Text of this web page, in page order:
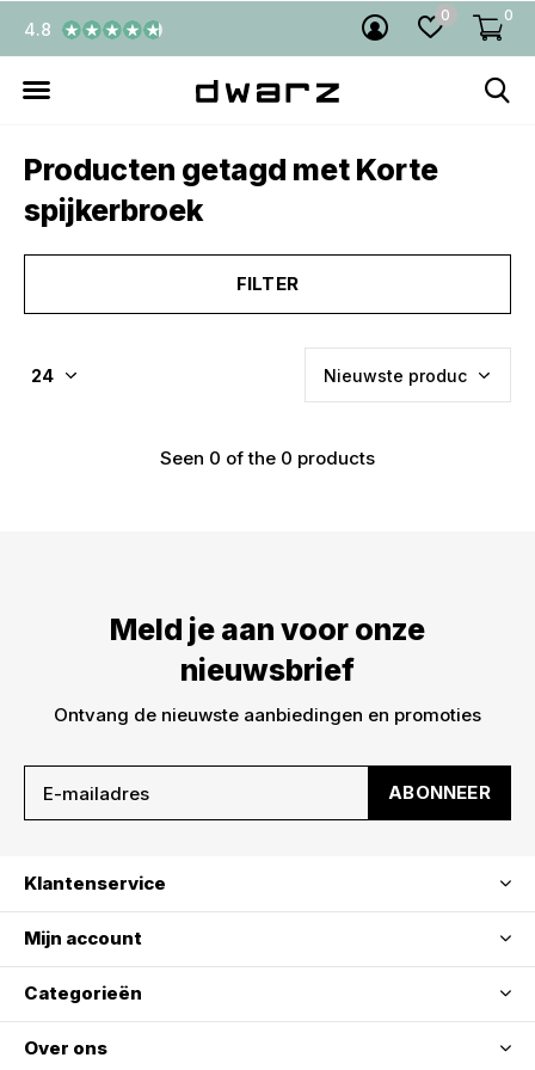
0 0
4.8
Producten getagd met Korte
spijkerbroek
FILTER
Seen 0 of the 0 products
Meld je aan voor onze
nieuwsbrief
Ontvang de nieuwste aanbiedingen en promoties
ABONNEER
Klantenservice
Mijn account
Categorieën
Over ons